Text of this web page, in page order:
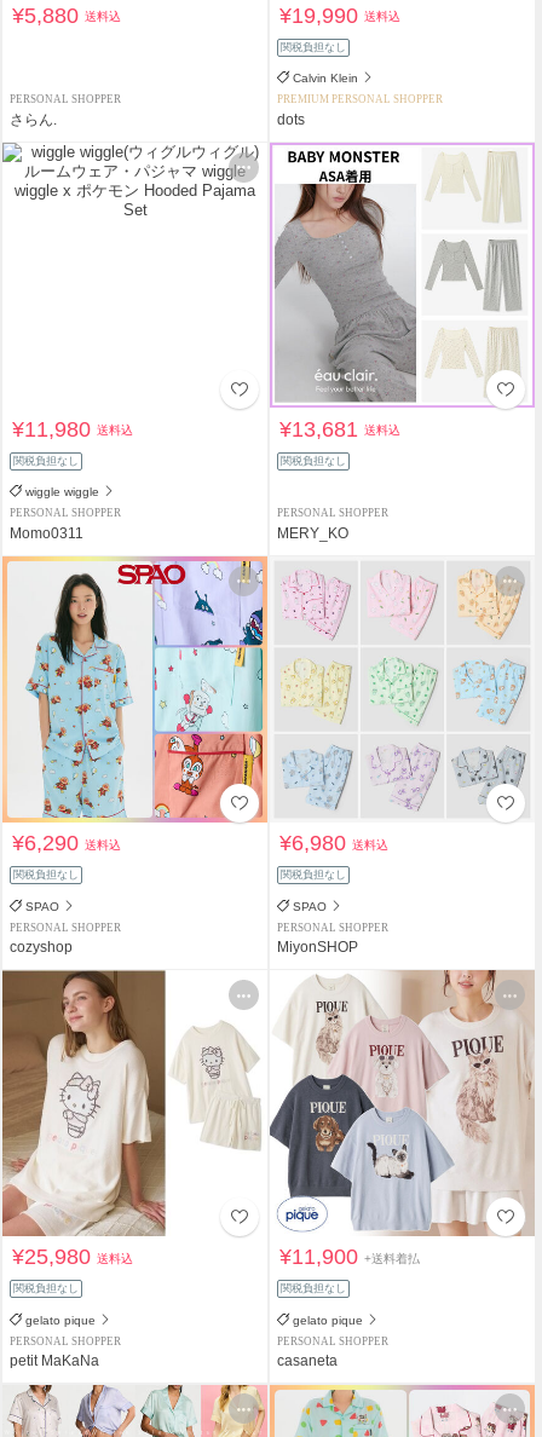
¥5,880送料込
PERSONAL SHOPPER
さらん.
¥19,990送料込
関税負担なし
Calvin Klein
PREMIUM PERSONAL SHOPPER
dots
¥11,980送料込
関税負担なし
wiggle wiggle
PERSONAL SHOPPER
Momo0311
¥13,681送料込
関税負担なし
PERSONAL SHOPPER
MERY_KO
¥6,290送料込
関税負担なし
SPAO
PERSONAL SHOPPER
cozyshop
¥6,980送料込
関税負担なし
SPAO
PERSONAL SHOPPER
MiyonSHOP
¥25,980送料込
関税負担なし
gelato pique
PERSONAL SHOPPER
petit MaKaNa
¥11,900+送料着払
関税負担なし
gelato pique
PERSONAL SHOPPER
casaneta